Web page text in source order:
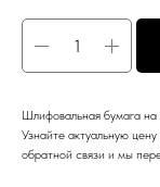
Шлифовальная бумага
Узнайте актуальную
обратной связи и мы